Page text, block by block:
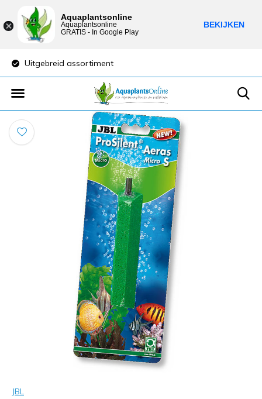
Uitgebreid assortiment
JBL
Aquaplantsonline
Aquaplantsonline
GRATIS - In Google Play
BEKIJKEN